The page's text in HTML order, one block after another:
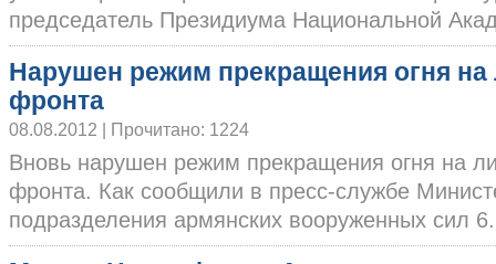
председатель Президиума Национальной
Нарушен режим прекращения огня на
фронта
08.08.2012 | Прочитано: 1224
Вновь нарушен режим прекращения огня на
фронта. Как сообщили в пресс-службе
подразделения армянских вооруженных сил